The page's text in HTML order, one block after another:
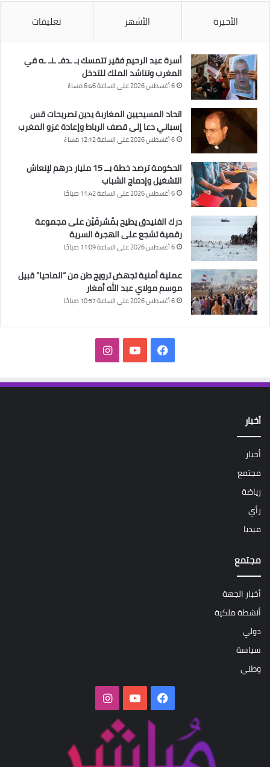
الأخيرة الأشهر تعليقات
أسرة عبد الرحيم فقير تتمسك بـ ـدفـ ـنـ ـه في
المغرب وتناشد الملك للتدخل
6 أغسطس 2026 على الساعة 6:46 مساءً
اتحاد المسيحيين المغاربة يدين تصريحات قس
إسباني دعا إلى قصف الرباط وإعادة غزو المغرب
6 أغسطس 2026 على الساعة 12:12 مساءً
الحكومة ترصد خطة بــ 15 مليار درهم لإنعاش
التشغيل وإدماج الشباب
6 أغسطس 2026 على الساعة 11:42 صباحًا
درك الفنيدق يطيح بمُشرفَيْن على مجموعة
رقمية تشجع على الهجرة السرية
6 أغسطس 2026 على الساعة 11:09 صباحًا
عملية أمنية تجهض ترويج طن من “الماحيا” قبيل
موسم مولاي عبد الله أمغار
6 أغسطس 2026 على الساعة 10:57 صباحًا
فيسبوك‫YouTubeانستقرام
أخبار
أخبار
مجتمع
رياضة
رأي
ميديا
مجتمع
أخبار الجهة
أنشطة ملكية
دولي
سياسة
وطني
فيسبوك‫YouTubeانستقرام